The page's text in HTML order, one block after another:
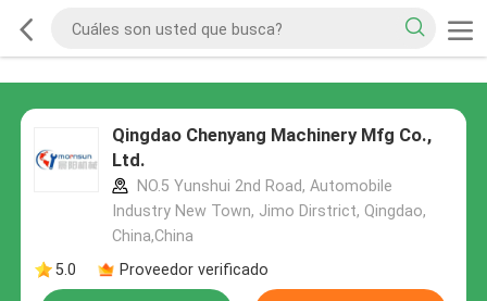
Qingdao Chenyang Machinery Mfg Co.,
Ltd.
NO.5 Yunshui 2nd Road, Automobile
Industry New Town, Jimo Dirstrict, Qingdao,
China,China
5.0
Proveedor verificado